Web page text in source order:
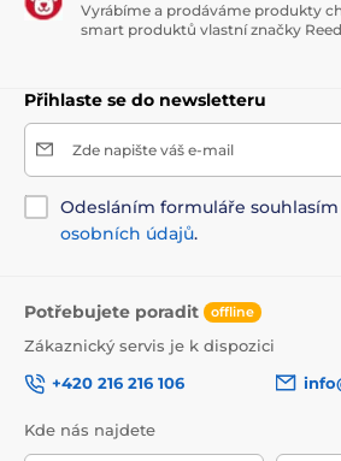
památek před ptactvem. Jako doplněk
ohradníky využívají i v chovu
Doporučené výšky
Vyrábíme a prodáváme produkty
smart produktů vlastní značky
Přihlaste se do newsletteru
Zde napište váš e-mail
Odesláním formuláře souhlasím
osobních údajů.
Potřebujete poradit offline
Zákaznický servis je k dispozici
+420 216 216 106
Kde nás najdete